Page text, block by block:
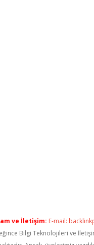
ve İletişim: E-mail:
Bilgi Teknolojileri ve